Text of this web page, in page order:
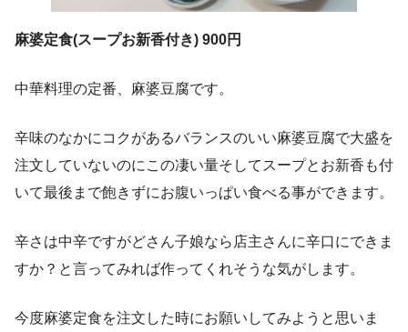
麻婆定食(スープお新香付き) 900円
中華料理の定番、麻婆豆腐です。
辛味のなかにコクがあるバランスのいい麻婆豆腐で大盛を
注文していないのにこの凄い量そしてスープとお新香も付
いて最後まで飽きずにお腹いっぱい食べる事ができます。
辛さは中辛ですがどさん子娘なら店主さんに辛口にできま
すか？と言ってみれば作ってくれそうな気がします。
今度麻婆定食を注文した時にお願いしてみようと思いま